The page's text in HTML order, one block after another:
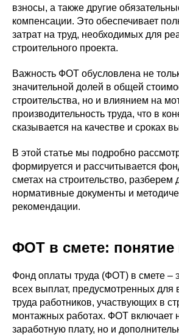
взносы, а также другие
компенсации. Это обеспечивает
затрат на труд, необходимых для
строительного проекта.
Важность ФОТ обусловлена не
значительной долей в общей
строительства, но и влиянием на
производительность труда, что в
сказывается на качестве и сроках
В этой статье мы подробно
формируется и рассчитывается
сметах на строительство,
нормативные документы и
рекомендации.
ФОТ в смете: понятие
Фонд оплаты труда (ФОТ) в смете –
всех выплат, предусмотренных для
труда работников, участвующих в
монтажных работах. ФОТ включает
заработную плату, но и